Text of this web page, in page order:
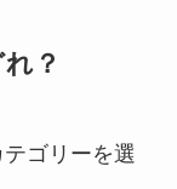
？
ゴリーを選